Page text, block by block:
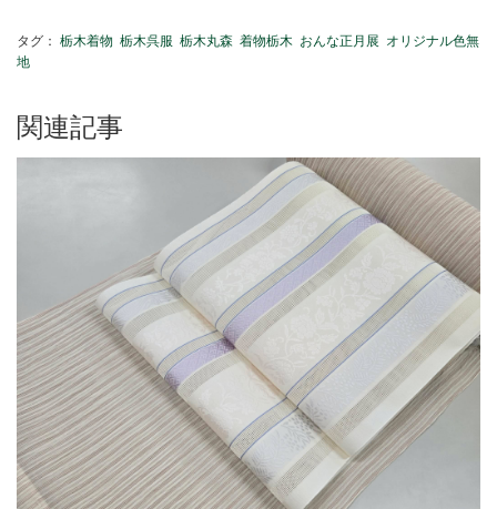
タグ： 栃木着物 栃木呉服 栃木丸森 着物栃木 おんな正月展 オリジナル色無
地
関連記事